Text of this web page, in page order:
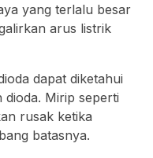
yang terlalu besar
arus listrik
dapat diketahui
Mirip seperti
rusak ketika
batasnya.